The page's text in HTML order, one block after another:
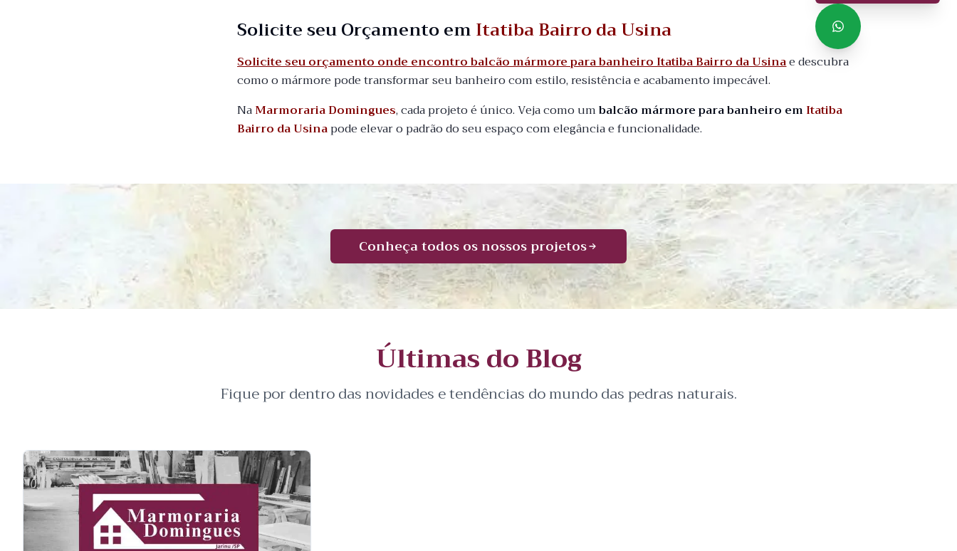
Solicite seu Orçamento emItatiba Bairro da Usina
Solicite seu orçamento onde encontro balcão mármore para banheiro Itatiba Bairro da Usinae descubra
como o mármore pode transformar seu banheiro com estilo, resistência e acabamento impecável.
NaMarmoraria Domingues, cada projeto é único. Veja como umbalcão mármore para banheiro emItatiba
Bairro da Usinapode elevar o padrão do seu espaço com elegância e funcionalidade.
Conheça todos os nossos projetos
Últimas do Blog
Fique por dentro das novidades e tendências do mundo das pedras naturais.